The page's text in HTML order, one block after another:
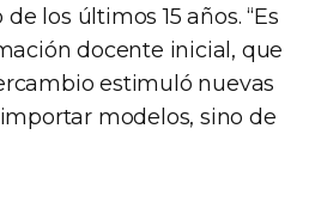
los últimos 15 años. “Es
docente inicial, que
estimuló nuevas
modelos, sino de